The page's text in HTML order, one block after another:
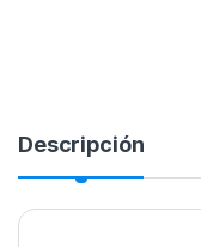
Descripción